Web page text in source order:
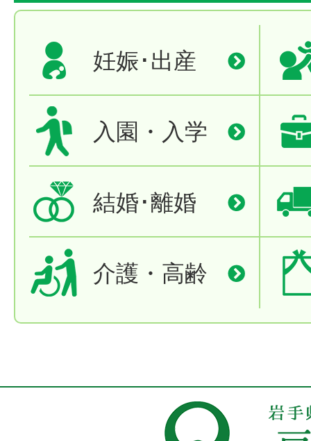
妊娠･出産
入園・入学
結婚･離婚
介護・高齢